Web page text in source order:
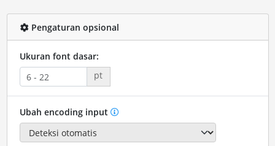
Pengaturan opsional
Ukuran font dasar:
pt
Ubah encoding input